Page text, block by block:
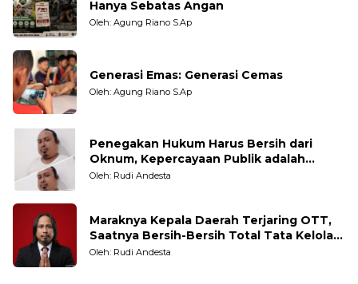
Hanya Sebatas Angan
Oleh: Agung Riano S.Ap
Generasi Emas: Generasi Cemas
Oleh: Agung Riano S.Ap
Penegakan Hukum Harus Bersih dari
Oknum, Kepercayaan Publik adalah
Taruhannya
Oleh: Rudi Andesta
Maraknya Kepala Daerah Terjaring OTT,
Saatnya Bersih-Bersih Total Tata Kelola
Pemerintahan
Oleh: Rudi Andesta